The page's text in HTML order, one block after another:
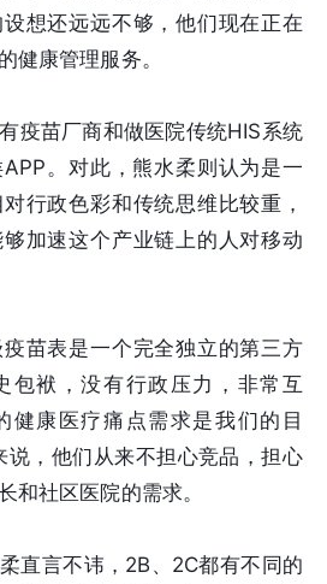
想还远远不够，他们现在正在
健康管理服务。
疫苗厂商和做医院传统HIS系统
。对此，熊水柔则认为是一
行政色彩和传统思维比较重，
加速这个产业链上的人对移动
苗表是一个完全独立的第三方
包袱，没有行政压力，非常互
健康医疗痛点需求是我们的目
说，他们从来不担心竞品，担心
和社区医院的需求。
直言不讳，2B、2C都有不同的